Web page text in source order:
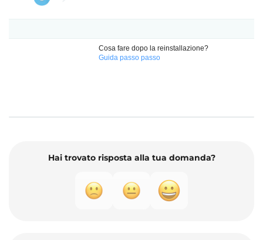
Cosa fare dopo la reinstallazione?
Guida passo passo
Hai trovato risposta alla tua domanda?